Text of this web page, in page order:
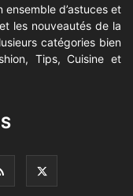
d’astuces et
les nouveautés de la
catégories bien
Tips, Cuisine et